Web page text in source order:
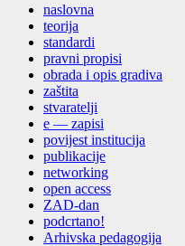
naslovna
teorija
standardi
pravni propisi
obrada i opis gradiva
zaštita
stvaratelji
e — zapisi
povijest institucija
publikacije
networking
open access
ZAD-dan
podcrtano!
Arhivska pedagogija